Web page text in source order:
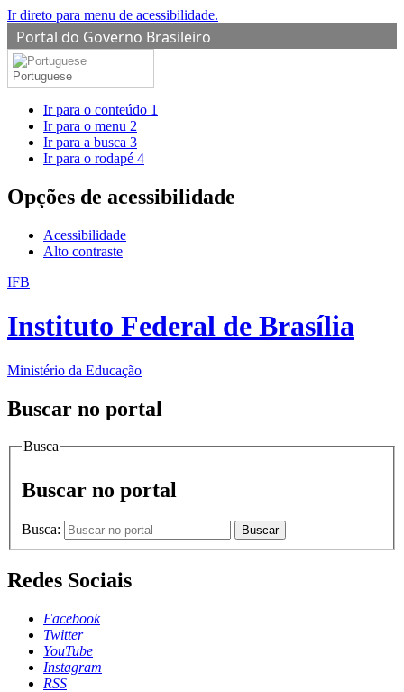
Ir direto para menu de acessibilidade.
Portal do Governo Brasileiro
Portuguese
Ir para o conteúdo 1
Ir para o menu 2
Ir para a busca 3
Ir para o rodapé 4
Opções de acessibilidade
Acessibilidade
Alto contraste
IFB
Instituto Federal de Brasília
Ministério da Educação
Buscar no portal
Busca
Buscar no portal
Busca: Buscar
Redes Sociais
Facebook
Twitter
YouTube
Instagram
RSS